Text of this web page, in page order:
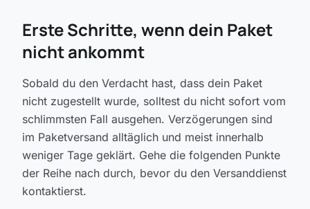
Erste Schritte, wenn dein Paket
nicht ankommt
Sobald du den Verdacht hast, dass dein Paket
nicht zugestellt wurde, solltest du nicht sofort vom
schlimmsten Fall ausgehen. Verzögerungen sind
im Paketversand alltäglich und meist innerhalb
weniger Tage geklärt. Gehe die folgenden Punkte
der Reihe nach durch, bevor du den Versanddienst
kontaktierst.